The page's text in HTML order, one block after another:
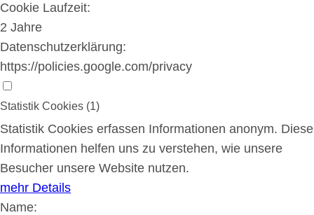
Cookie Laufzeit:
2 Jahre
Datenschutzerklärung:
https://policies.google.com/privacy
Statistik Cookies (1)
Statistik Cookies erfassen Informationen anonym. Diese
Informationen helfen uns zu verstehen, wie unsere
Besucher unsere Website nutzen.
mehr Details
Name: